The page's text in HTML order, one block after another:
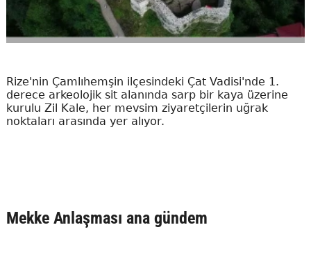
Rize'nin Çamlıhemşin ilçesindeki Çat Vadisi'nde 1.
derece arkeolojik sit alanında sarp bir kaya üzerine
kurulu Zil Kale, her mevsim ziyaretçilerin uğrak
noktaları arasında yer alıyor.
Mekke Anlaşması ana gündem